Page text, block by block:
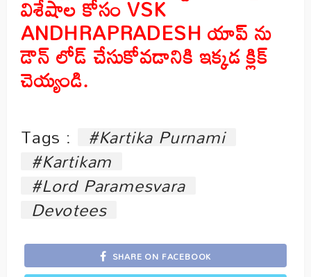
విశేషాల కోసంVSK
ANDHRAPRADESHయాప్ ను
డౌన్ లోడ్ చేసుకోవడానికి ఇక్కడ క్లిక్
చెయ్యండి.
Tags : #Kartika Purnami
#Kartikam
#Lord Paramesvara
Devotees
SHARE ON FACEBOOK